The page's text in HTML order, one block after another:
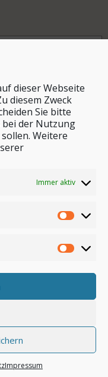
dieser Webseite
diesem Zweck
Sie bitte
bei der Nutzung
Weitere
Immer aktiv
Impressum